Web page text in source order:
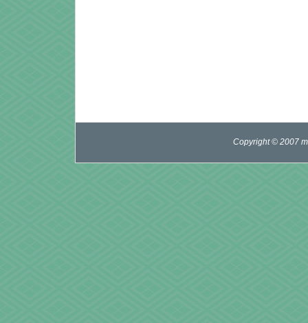
Copyright © 2007